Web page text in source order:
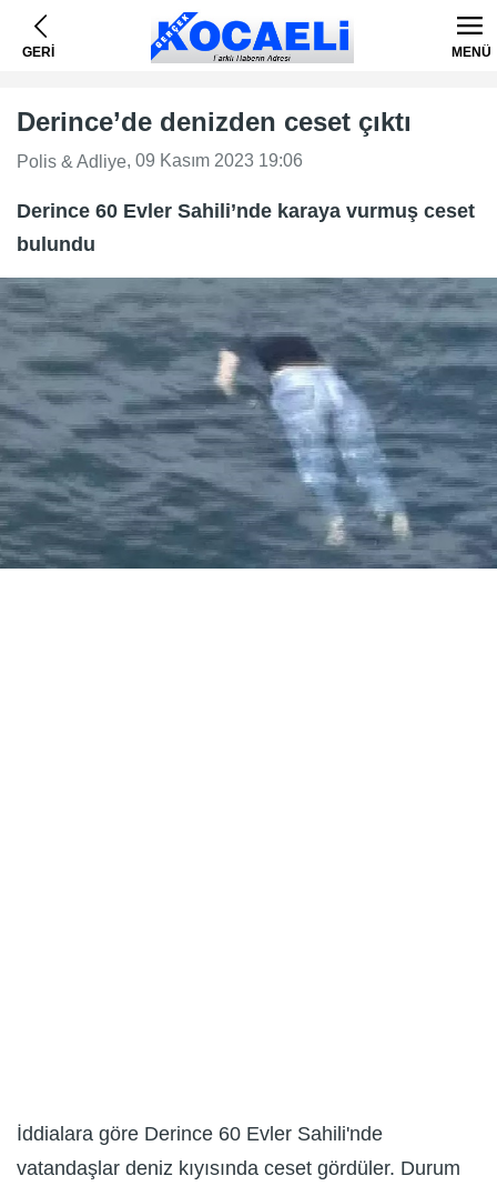
GERİ MENÜ
Derince’de denizden ceset çıktı
Polis & Adliye, 09 Kasım 2023 19:06
Derince 60 Evler Sahili’nde karaya vurmuş ceset
bulundu
İddialara göre Derince 60 Evler Sahili'nde
vatandaşlar deniz kıyısında ceset gördüler. Durum